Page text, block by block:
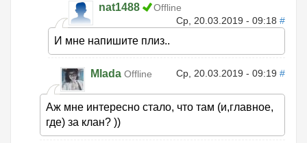
nat1488
Offline
Ср, 20.03.2019 - 09:18 #
И мне напишите плиз..
Mlada Offline Ср, 20.03.2019 - 09:19 #
Аж мне интересно стало, что там (и,главное,
где) за клан? ))